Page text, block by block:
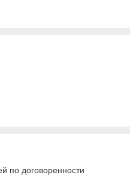
по договоренности